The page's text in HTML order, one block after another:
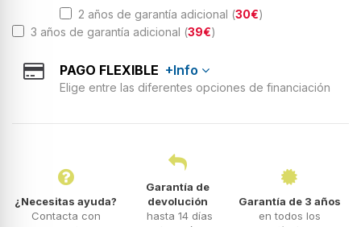
2 años de garantía adicional (30€)
3 años de garantía adicional (39€)
PAGO FLEXIBLE +Info
Elige entre las diferentes opciones de financiación
¿Necesitas ayuda?
Contacta con
Garantía de
devolución
hasta 14 días
Garantía de 3 años
en todos los